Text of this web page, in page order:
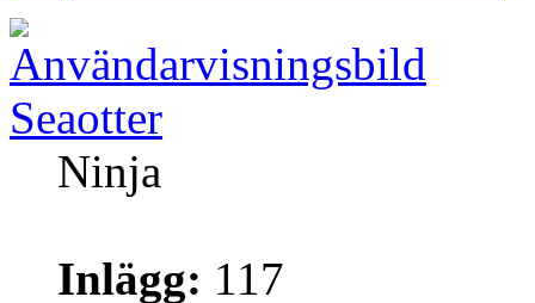
Seaotter
Ninja
Inlägg: 117